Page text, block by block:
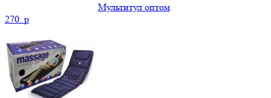
Мультитул оптом
270. p